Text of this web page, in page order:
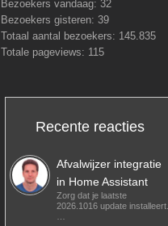
Bezoekers vandaag:32
Bezoekers gisteren:39
Totaal aantal bezoekers: 145.835
Totale pageviews: 115
Recente reacties
Afvalwijzer integratie
in Home Assistant
Zorg dat je laatste
2026.1016 update installeert.